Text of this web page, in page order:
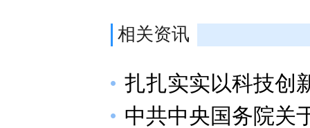
相关资讯
扎扎实实以科技创
中共中央国务院关